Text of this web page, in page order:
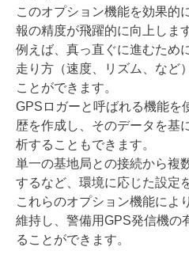
このオプション機能を効果的
報の精度が飛躍的に向上します
例えば、真っ直ぐに進むため
走り方（速度、リズム、など
ことができます。
GPSロガーと呼ばれる機能を
歴を作成し、そのデータを基
析することもできます。
単一の基地局との接続から複
するなど、環境に応じた設定
これらのオプション機能によ
維持し、警備用GPS発信機の
ることができます。